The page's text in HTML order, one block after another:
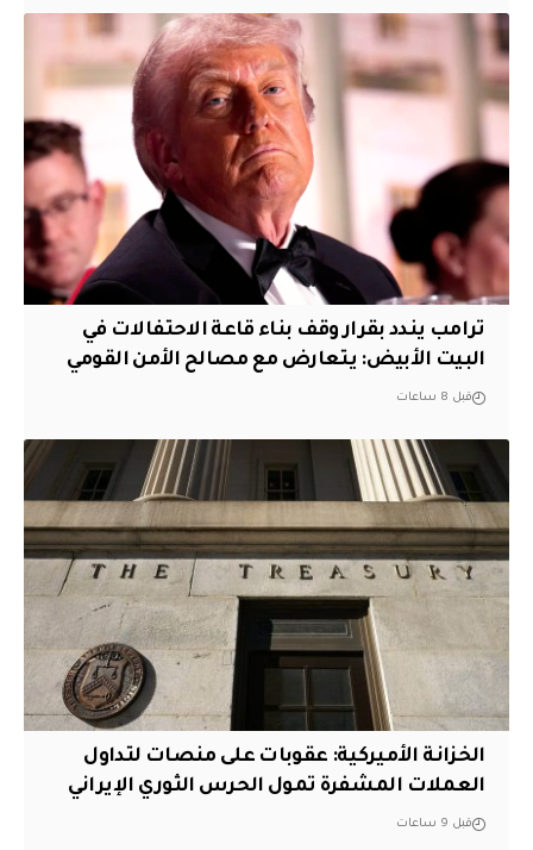
ترامب يندد بقرار وقف بناء قاعة الاحتفالات في
البيت الأبيض: يتعارض مع مصالح الأمن القومي
قبل 8 ساعات
الخزانة الأميركية: عقوبات على منصات لتداول
العملات المشفرة تمول الحرس الثوري الإيراني
قبل 9 ساعات